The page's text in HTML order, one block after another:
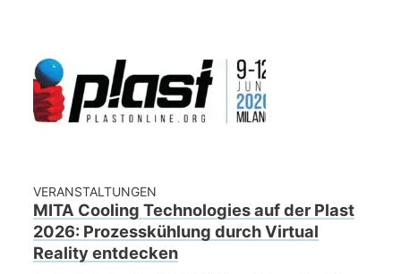
VERANSTALTUNGEN
MITA Cooling Technologies auf der Plast
2026: Prozesskühlung durch Virtual
Reality entdecken